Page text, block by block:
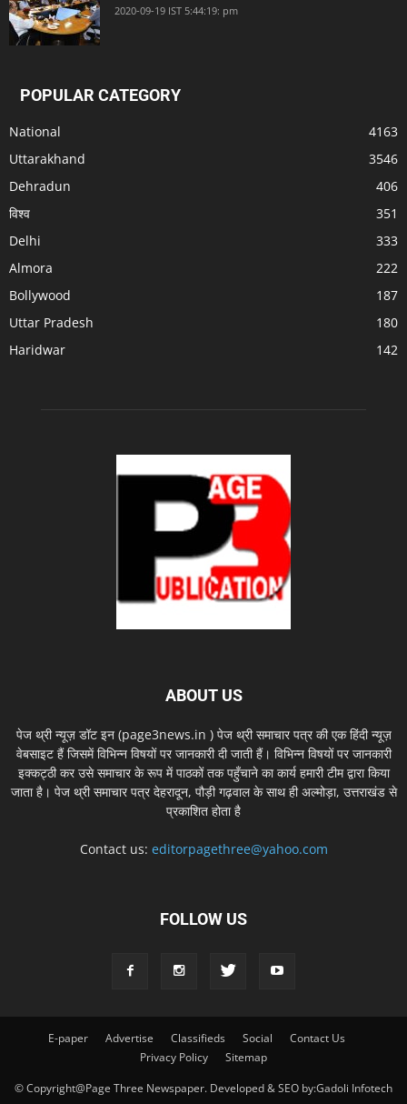
2020-09-19 IST 5:44:19: pm
POPULAR CATEGORY
National
4163
Uttarakhand
3546
Dehradun
406
विश्व
351
Delhi
333
Almora
222
Bollywood
187
Uttar Pradesh
180
Haridwar
142
ABOUT US
पेज थ्री न्यूज़ डॉट इन (page3news.in ) पेज थ्री समाचार पत्र की एक हिंदी न्यूज़
वेबसाइट हैं जिसमें विभिन्न विषयों पर जानकारी दी जाती हैं। विभिन्न विषयों पर जानकारी
इक्कट्ठी कर उसे समाचार के रूप में पाठकों तक पहुँचाने का कार्य हमारी टीम द्वारा किया
जाता है। पेज थ्री समाचार पत्र देहरादून, पौड़ी गढ़वाल के साथ ही अल्मोड़ा, उत्तराखंड से
प्रकाशित होता है
Contact us: editorpagethree@yahoo.com
FOLLOW US
E-paper Advertise Classifieds Social
Contact Us
Privacy Policy
Sitemap
© Copyright@Page Three Newspaper. Developed & SEO by:Gadoli Infotech